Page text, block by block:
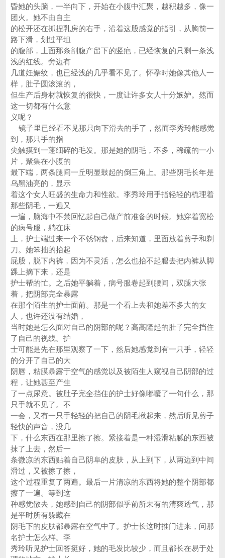
昏她的头脑，一半向下，开始在小腹中汇聚，越积越多，像一
团火。她不由自主
的松开还在抓捏乳房的右手，沿着这股感觉的指引，从胸前一
路下滑，划过平坦
的腹部，上面那条剖腹产留下的竖疤，已经恢复的只剩一条浅
浅的红线。旁边有
几道妊娠纹，也已经浅的几乎看不见了。怀孕时她像其他人一
样，肚子圆滚滚的，
但生产后身材就恢复的很快，一度让许多女人十分嫉妒。然而
这一切都有什么意
义呢？
镜子里已经看不见那只向下滑去的手了，然而李秀玲能感觉
到，那只手的指
尖触摸到一蓬细碎的毛发。那是她的阴毛，不多，稀疏的一小
片，聚集在小腹的
最下端，两条腿间一丘明显鼓起的倒三角上。那些阴毛长年是
乌黑油亮的，显示
着这个女人旺盛的生命力和性欲。李秀玲用手指轻轻的梳理着
那些阴毛，一遍又
一遍，脑海中不禁回忆起自己做产前准备的时候。她穿着宽松
的病号服，躺在床
上，护士端过来一个不锈钢盘，后来知道，里面放着剪子和剃
刀。她笨拙的抬起
屁股，脱下内裤，因为不灵活，怎么也抬不起腿去把内裤从脚
踝上摘下来，还是
护士帮的忙。之后她平躺着，病号服卷起到腰间，双腿大张
着，把阴部完全暴露
在那个陌生的护士面前。那是一个看上去和她差不多大的女
人，也许还没有结婚，
当时她是怎么面对自己的阴部的呢？高高隆起的肚子完全挡住
了自己的视线。护
士可能是先在那里观察了一下，然后她感觉到有一只手，轻轻
的分开了自己的大
阴唇，粘膜暴露于空气的感觉以及被陌生人窥视自己阴部的过
程，让她甚至产生
了一点尿意。被肚子完全挡住的护士好像嘟囔了一句什么，那
只手就不见了。不
一会，又有一只手轻轻的把自己的阴毛揪起来，然后听见剪子
轻快的声音，没几
下，什么东西在那里擦了擦。紧接着是一种湿滑粘腻的东西被
抹了上去，然后一
条微凉的东西贴着自己阴阜的皮肤，从上到下，从两边到中间
滑过，又被擦了擦，
这个过程重复了两遍。最后一片清凉的东西将她的整个阴部都
擦了一遍。等到这
种感觉散去，她感到自己的阴部似乎前所未有的清爽透气，那
是平时所有躲藏在
阴毛下的皮肤都暴露在空气中了。护士长这时推门进来，问那
名护士怎么样。李
秀玲听见护士回答挺好，她的毛发比较少，而且都长在易于处